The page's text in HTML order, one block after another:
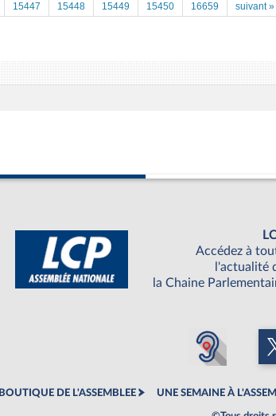
15447 15448 15449 15450 16659 suivant »
Accédez à
l'actualité
la Chaine
BOUTIQUE DE L'ASSEMBLEE UNE SEMAINE À